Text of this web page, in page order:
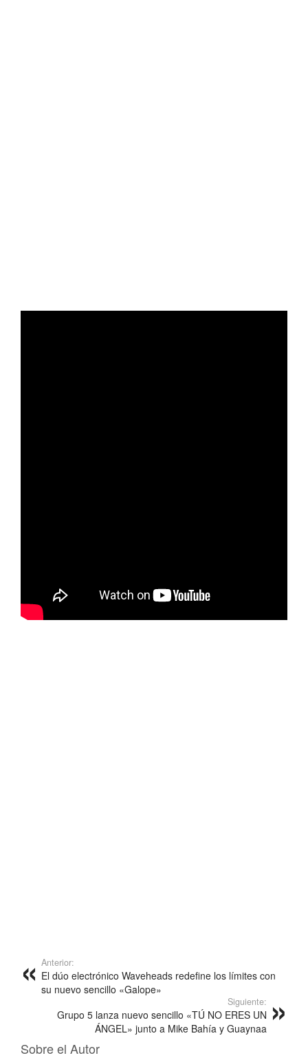
Anterior:
El dúo electrónico Waveheads redefine los límites con
su nuevo sencillo «Galope»
Siguiente:
Grupo 5 lanza nuevo sencillo «TÚ NO ERES UN
ÁNGEL» junto a Mike Bahía y Guaynaa
Sobre el Autor